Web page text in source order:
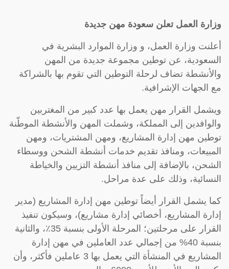
وزارة العمل تعلن سعودة مهن جديدة
أعلنت وزارة العمل، و وزارة الموارد البشرية في
السعودية، عن توطين مجموعة جديدة من المهن
والأنشطة تضاف لرحلة التوطين التي تقوم بها بالشراكة
مع الجهات الإشرافية.
ويشمل القرار مهن يعمل بها عدد كبير من المغتربين
والوافدين إلى المملكة، وشملت المهن والأنشطة الموطّنة
توطين مهن إدارة المشاريع، ومهن المشتريات، ومهن
المبيعات، ومنافذ تقديم خدمات أنشطة الشحن ووسطاء
الشحن، بالإضافة إلى منافذ أنشطة التزيين والخياطة
النسائية، وذلك على عدة مراحل.
كما يشمل القرار أيضاً توطين مهن إدارة المشاريع (مدير
إدارة المشاريع، أخصائي إدارة مشاريع)، وسيكون تنفيذ
القرار على مرحلتين؛ المرحلة الأولى بنسبة 35٪؜، والثانية
بنسبة 40% من إجمالي عدد العاملين في مهن إدارة
المشاريع في المنشأة التي يعمل بها 3 عاملين فأكثر، وأن